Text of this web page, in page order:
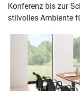
Konferenz bis zur
stilvolles Ambiente